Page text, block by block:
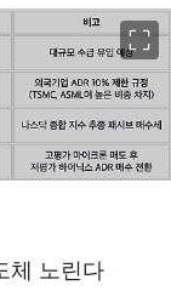
체 노린다